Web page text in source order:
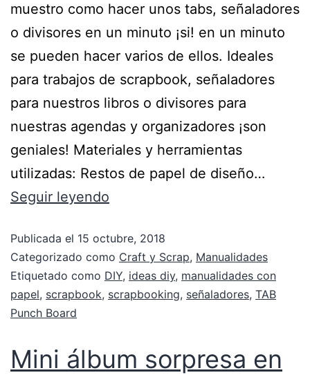
muestro como hacer unos tabs, señaladores
o divisores en un minuto ¡si! en un minuto
se pueden hacer varios de ellos. Ideales
para trabajos de scrapbook, señaladores
para nuestros libros o divisores para
nuestras agendas y organizadores ¡son
geniales! Materiales y herramientas
utilizadas: Restos de papel de diseño…
Seguir leyendo
Publicada el 15 octubre, 2018
Categorizado como Craft y Scrap, Manualidades
Etiquetado como DIY, ideas diy, manualidades con
papel, scrapbook, scrapbooking, señaladores, TAB
Punch Board
Mini álbum sorpresa en